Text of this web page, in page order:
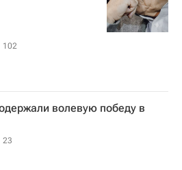
102
волевую победу в
23